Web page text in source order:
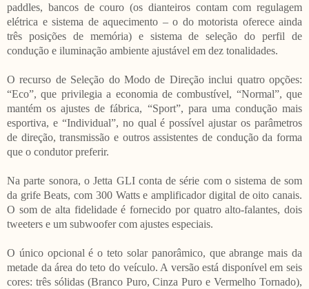
paddles, bancos de couro (os dianteiros contam com regulagem
elétrica e sistema de aquecimento – o do motorista oferece ainda
três posições de memória) e sistema de seleção do perfil de
condução e iluminação ambiente ajustável em dez tonalidades.
O recurso de Seleção do Modo de Direção inclui quatro opções:
“Eco”, que privilegia a economia de combustível, “Normal”, que
mantém os ajustes de fábrica, “Sport”, para uma condução mais
esportiva, e “Individual”, no qual é possível ajustar os parâmetros
de direção, transmissão e outros assistentes de condução da forma
que o condutor preferir.
Na parte sonora, o Jetta GLI conta de série com o sistema de som
da grife Beats, com 300 Watts e amplificador digital de oito canais.
O som de alta fidelidade é fornecido por quatro alto-falantes, dois
tweeters e um subwoofer com ajustes especiais.
O único opcional é o teto solar panorâmico, que abrange mais da
metade da área do teto do veículo. A versão está disponível em seis
cores: três sólidas (Branco Puro, Cinza Puro e Vermelho Tornado),